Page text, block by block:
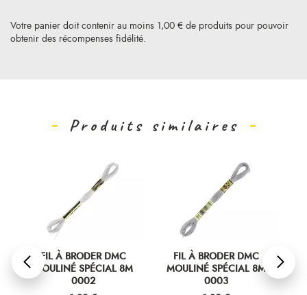
Votre panier doit contenir au moins 1,00 € de produits pour pouvoir
obtenir des récompenses fidélité.
Produits similaires
FIL À BRODER DMC
MOULINÉ SPÉCIAL 8M
0002
FIL À BRODER DMC
MOULINÉ SPÉCIAL 8M
0003